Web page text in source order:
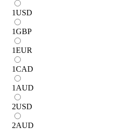
1USD
1GBP
1EUR
1CAD
1 AUD
2USD
2AUD